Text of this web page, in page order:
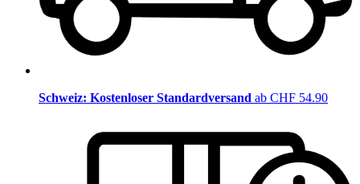
Schweiz: Kostenloser Standardversand ab CHF 54.90